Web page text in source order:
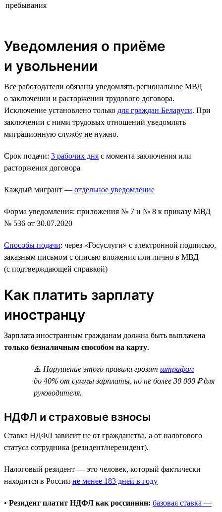
пребывания
Уведомления о приёме
и увольнении
Все работодатели обязаны уведомлять региональное МВД
о заключении и расторжении трудового договора.
Исключение установлено только для граждан Беларуси. При
заключении с ними трудовых отношений уведомлять
миграционную службу не нужно.
Срок подачи: 3 рабочих дня с момента заключения или
расторжения договора
Каждый мигрант — отдельное уведомление
Форма уведомления: приложения № 7 и № 8 к приказу МВД
№ 536 от 30.07.2020
Способы подачи: через «Госуслуги» с электронной подписью,
заказным письмом с описью вложения или лично в МВД
(с подтверждающей справкой)
Как платить зарплату
иностранцу
Зарплата иностранным гражданам должна быть выплачена
только безналичным способом на карту.
⚠️ Нарушение этого правила грозит штрафом
до 40% от суммы зарплаты, но не более 30 000 ₽ для
руководителя.
НДФЛ и страховые взносы
Ставка НДФЛ зависит не от гражданства, а от налогового
статуса сотрудника (резидент/нерезидент).
Налоговый резидент — это человек, который фактически
находится в России не менее 183 дней в году
• Резидент платит НДФЛ как россиянин: базовая ставка —